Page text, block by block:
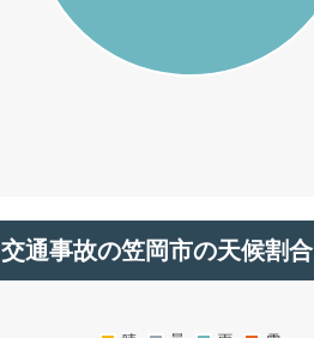
交通事故の笠岡市の天候割合